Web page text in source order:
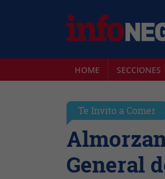
HOME SECCIONES
Te Invito a Comer
General